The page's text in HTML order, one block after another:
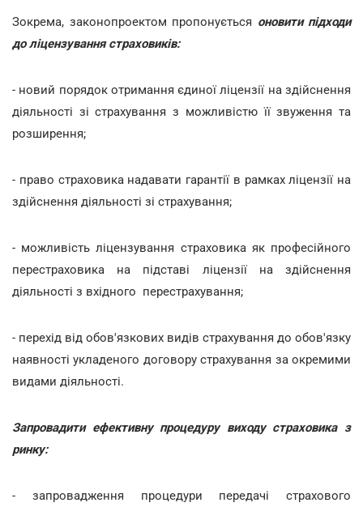
Зокрема, законопроектом пропонується оновити підходи
до ліцензування страховиків:
- новий порядок отримання єдиної ліцензії на здійснення
діяльності зі страхування з можливістю її звуження та
розширення;
- право страховика надавати гарантії в рамках ліцензії на
здійснення діяльності зі страхування;
- можливість ліцензування страховика як професійного
перестраховика на підставі ліцензії на здійснення
діяльності з вхідного перестрахування;
- перехід від обов'язкових видів страхування до обов'язку
наявності укладеного договору страхування за окремими
видами діяльності.
Запровадити ефективну процедуру виходу страховика з
ринку:
- запровадження процедури передачі страхового